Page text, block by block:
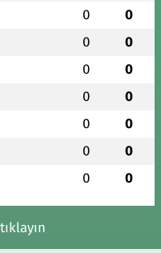
0 0
0 0
0 0
0 0
0 0
0 0
0 0